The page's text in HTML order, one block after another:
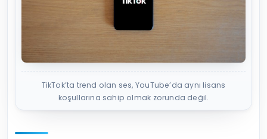
TikTok’ta trend olan ses, YouTube’da aynı lisans
koşullarına sahip olmak zorunda değil.